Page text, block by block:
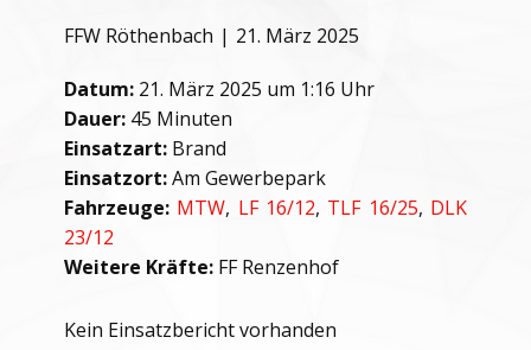
FFW Röthenbach 21. März 2025
Datum: 21. März 2025 um 1:16 Uhr
Dauer: 45 Minuten
Einsatzart: Brand
Einsatzort:Am Gewerbepark
Fahrzeuge: MTW, LF 16/12, TLF 16/25, DLK
23/12
Weitere Kräfte: FF Renzenhof
Kein Einsatzbericht vorhanden